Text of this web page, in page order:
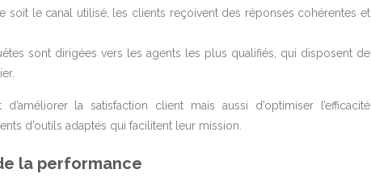
soit le canal utilisé, les clients reçoivent des réponses cohérentes et
sont dirigées vers les agents les plus qualifiés, qui disposent de
la satisfaction client mais aussi d’optimiser l’efficacité
d’outils adaptés qui facilitent leur mission.
la performance